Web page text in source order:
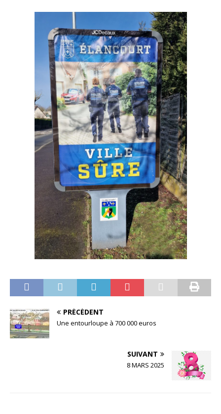
PRÉCÉDENT
Une entourloupe à 700 000 euros
SUIVANT
8 MARS 2025